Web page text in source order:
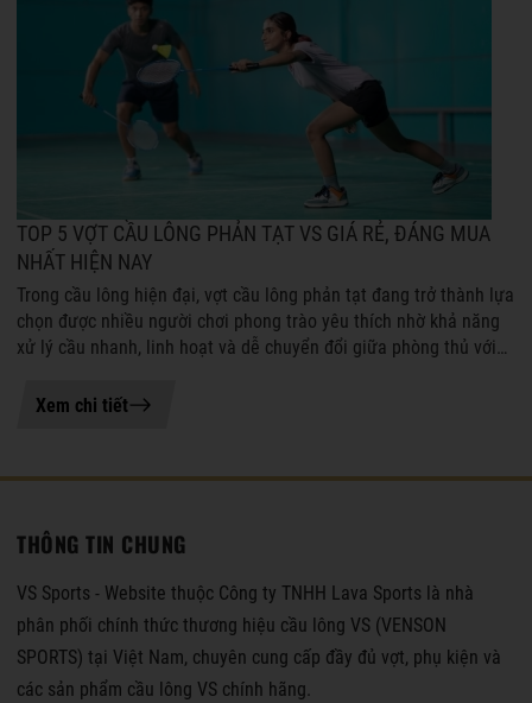
21-07-2026 11:04
TOP 5 VỢT CẦU LÔNG PHẢN TẠT VS GIÁ RẺ, ĐÁNG MUA
NHẤT HIỆN NAY
Trong cầu lông hiện đại, vợt cầu lông phản tạt đang trở thành lựa
chọn được nhiều người chơi phong trào yêu thích nhờ khả năng
xử lý cầu nhanh, linh hoạt và dễ chuyển đổi giữa phòng thủ với
Xem chi tiết
THÔNG TIN CHUNG
VS Sports - Website thuộc Công ty TNHH Lava Sports là nhà
phân phối chính thức thương hiệu cầu lông VS (VENSON
SPORTS) tại Việt Nam, chuyên cung cấp đầy đủ vợt, phụ kiện và
các sản phẩm cầu lông VS chính hãng.